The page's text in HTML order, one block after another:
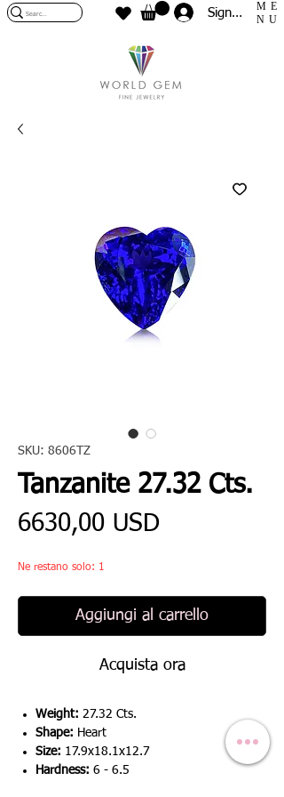
Sign In
ME
NU
SKU: 8606TZ
Tanzanite 27.32 Cts.
6630,00 USD
Ne restano solo: 1
Aggiungi al carrello
Acquista ora
Weight: 27.32 Cts.
Shape: Heart
Size: 17.9x18.1x12.7
Hardness: 6 - 6.5